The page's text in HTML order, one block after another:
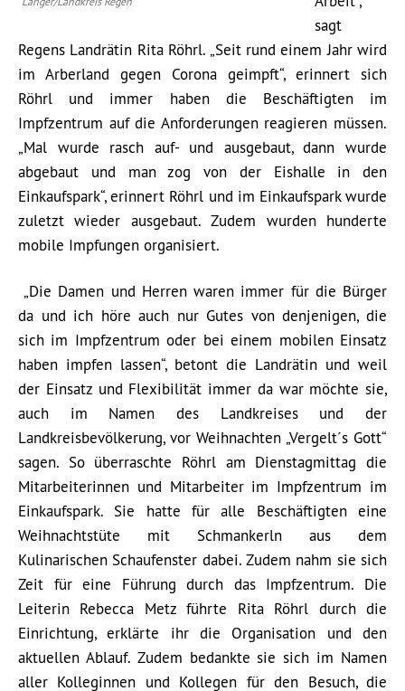
sagt
Regens Landrätin Rita Röhrl. „Seit rund einem Jahr wird
im Arberland gegen Corona geimpft“, erinnert sich
Röhrl und immer haben die Beschäftigten im
Impfzentrum auf die Anforderungen reagieren müssen.
„Mal wurde rasch auf- und ausgebaut, dann wurde
abgebaut und man zog von der Eishalle in den
Einkaufspark“, erinnert Röhrl und im Einkaufspark wurde
zuletzt wieder ausgebaut. Zudem wurden hunderte
mobile Impfungen organisiert.
„Die Damen und Herren waren immer für die Bürger
da und ich höre auch nur Gutes von denjenigen, die
sich im Impfzentrum oder bei einem mobilen Einsatz
haben impfen lassen“, betont die Landrätin und weil
der Einsatz und Flexibilität immer da war möchte sie,
auch im Namen des Landkreises und der
Landkreisbevölkerung, vor Weihnachten „Vergelt´s Gott“
sagen. So überraschte Röhrl am Dienstagmittag die
Mitarbeiterinnen und Mitarbeiter im Impfzentrum im
Einkaufspark. Sie hatte für alle Beschäftigten eine
Weihnachtstüte mit Schmankerln aus dem
Kulinarischen Schaufenster dabei. Zudem nahm sie sich
Zeit für eine Führung durch das Impfzentrum. Die
Leiterin Rebecca Metz führte Rita Röhrl durch die
Einrichtung, erklärte ihr die Organisation und den
aktuellen Ablauf. Zudem bedankte sie sich im Namen
aller Kolleginnen und Kollegen für den Besuch, die